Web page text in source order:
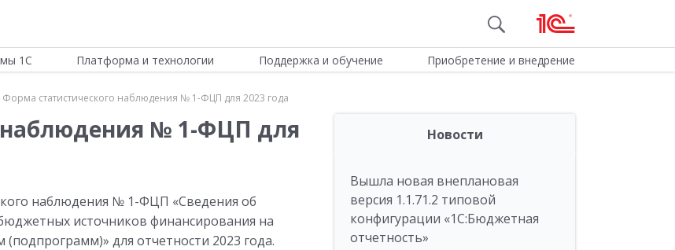
1С Платформа и технологии Поддержка и обучение Приобретение и внедрение
Форма статистического наблюдения № 1-ФЦП для 2023 года
наблюдения № 1-ФЦП для
наблюдения № 1-ФЦП «Сведения об
источников финансирования на
для отчетности 2023 года.
Новости
Вышла новая внеплановая
версия 1.1.71.2 типовой
конфигурации «1C:Бюджетная
отчетность»